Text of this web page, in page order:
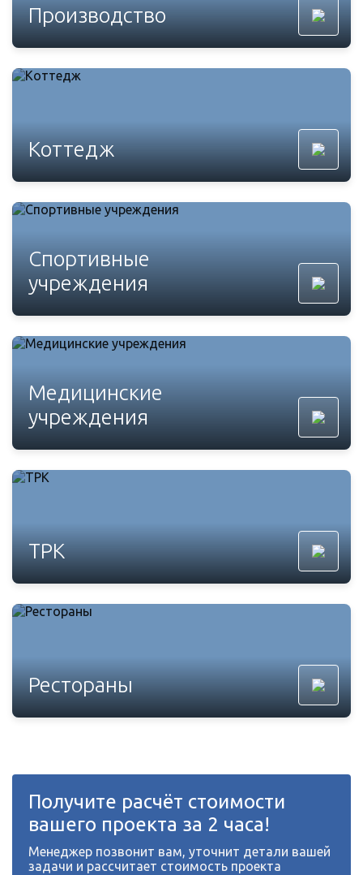
Производство
Коттедж
Спортивные
учреждения
Медицинские
учреждения
ТРК
Рестораны
Получите расчёт стоимости
вашего проекта за 2 часа!
Менеджер позвонит вам, уточнит детали вашей
задачи и рассчитает стоимость проекта